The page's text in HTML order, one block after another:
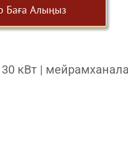
Баға Алыңыз
кВт |